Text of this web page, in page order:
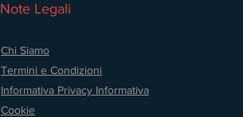
Note Legali
Chi Siamo
Termini e Condizioni
Informativa Privacy Informativa
Cookie